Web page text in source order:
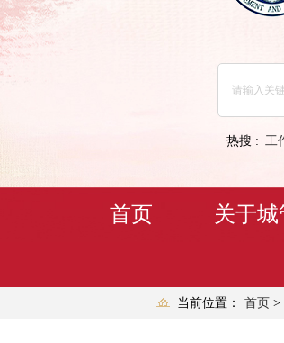
热搜 : 工
首页 关于城
当前位置： 首页 >